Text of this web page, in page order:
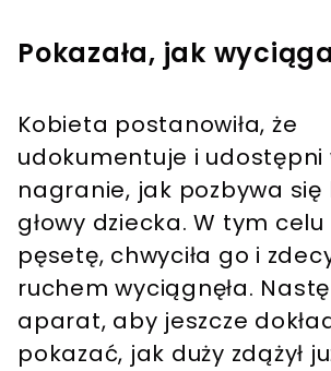
Pokazała, jak
Kobieta postanowiła, że
udokumentuje i udostępni
nagranie, jak pozbywa się
głowy dziecka. W tym celu
pęsetę, chwyciła go i
ruchem wyciągnęła.
aparat, aby jeszcze
pokazać, jak duży zdążył